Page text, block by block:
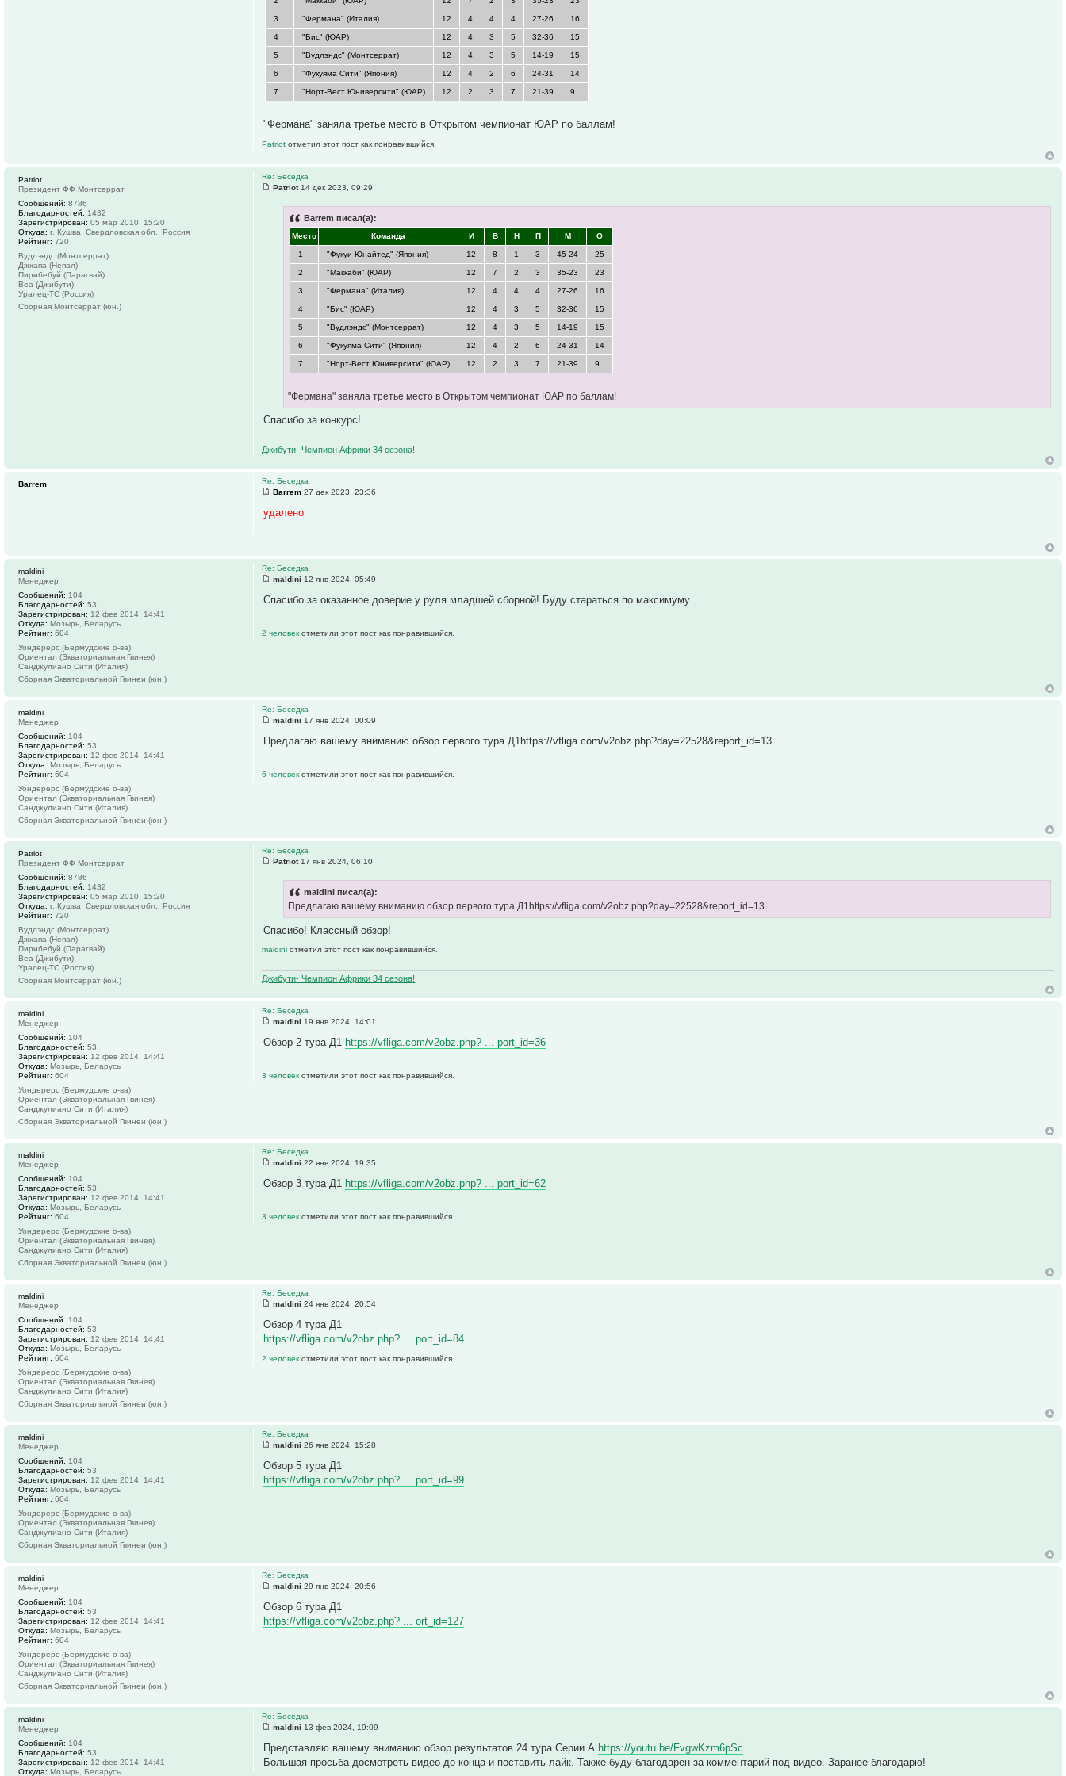
3 "Фермана" (Италия) 12 4 4 4 27-26 16
4 "Бис" (ЮАР) 12 4 3 5 32-36 15
5 "Вудлэндс" (Монтсеррат) 12 4 3 5 14-19 15
6 "Фукуяма Сити" (Япония) 12 4 2 6 24-31 14
7 "Норт-Вест Юниверсити" (ЮАР) 12 2 3 7 21-39 9
"Фермана" заняла третье место в Открытом чемпионат ЮАР по баллам!
Patriotотметил этот пост как понравившийся.
Re: Беседка
Patriot14 дек 2023, 09:29
Barrem писал(а):
Место Команда И В Н П М О
1 "Фукуи Юнайтед" (Япония) 12 8 1 3 45-24 25
2 "Маккаби" (ЮАР) 12 7 2 3 35-23 23
3 "Фермана" (Италия) 12 4 4 4 27-26 16
4 "Бис" (ЮАР) 12 4 3 5 32-36 15
5 "Вудлэндс" (Монтсеррат) 12 4 3 5 14-19 15
6 "Фукуяма Сити" (Япония) 12 4 2 6 24-31 14
7 "Норт-Вест Юниверсити" (ЮАР) 12 2 3 7 21-39 9
"Фермана" заняла третье место в Открытом чемпионат ЮАР по баллам!
Спасибо за конкурс!
Джибути- Чемпион Африки 34 сезона!
Patriot
Президент ФФ Монтсеррат
Сообщений: 8786
Благодарностей: 1432
Зарегистрирован: 05 мар 2010, 15:20
Откуда: г. Кушва, Свердловская обл., Россия
Рейтинг: 720
Вудлэндс (Монтсеррат)
Джхапа (Непал)
Пирибебуй (Парагвай)
Веа (Джибути)
Уралец-ТС (Россия)
Сборная Монтсеррат (юн.)
Re: Беседка
Barrem 27 дек 2023, 23:36
удалено
Barrem
Re: Беседка
maldini 12 янв 2024, 05:49
Спасибо за оказанное доверие у руля младшей сборной! Буду стараться по максимуму
2 человекотметили этот пост как понравившийся.
maldini
Менеджер
Сообщений: 104
Благодарностей: 53
Зарегистрирован: 12 фев 2014, 14:41
Откуда: Мозырь, Беларусь
Рейтинг: 604
Уондерерс (Бермудские о-ва)
Ориентал (Экваториальная Гвинея)
Санджулиано Сити (Италия)
Сборная Экваториальной Гвинеи (юн.)
Re: Беседка
maldini 17 янв 2024, 00:09
Предлагаю вашему вниманию обзор первого тура Д1https://vfliga.com/v2obz.php?day=22528&report_id=13
6 человекотметили этот пост как понравившийся.
maldini
Менеджер
Сообщений: 104
Благодарностей: 53
Зарегистрирован: 12 фев 2014, 14:41
Откуда: Мозырь, Беларусь
Рейтинг: 604
Уондерерс (Бермудские о-ва)
Ориентал (Экваториальная Гвинея)
Санджулиано Сити (Италия)
Сборная Экваториальной Гвинеи (юн.)
Re: Беседка
Patriot17 янв 2024, 06:10
maldini писал(а):
Предлагаю вашему вниманию обзор первого тура Д1https://vfliga.com/v2obz.php?day=22528&report_id=13
Спасибо! Классный обзор!
maldiniотметил этот пост как понравившийся.
Джибути- Чемпион Африки 34 сезона!
Patriot
Президент ФФ Монтсеррат
Сообщений: 8786
Благодарностей: 1432
Зарегистрирован: 05 мар 2010, 15:20
Откуда: г. Кушва, Свердловская обл., Россия
Рейтинг: 720
Вудлэндс (Монтсеррат)
Джхапа (Непал)
Пирибебуй (Парагвай)
Веа (Джибути)
Уралец-ТС (Россия)
Сборная Монтсеррат (юн.)
Re: Беседка
maldini 19 янв 2024, 14:01
Обзор 2 тура Д1 https://vfliga.com/v2obz.php? ... port_id=36
3 человекотметили этот пост как понравившийся.
maldini
Менеджер
Сообщений: 104
Благодарностей: 53
Зарегистрирован: 12 фев 2014, 14:41
Откуда: Мозырь, Беларусь
Рейтинг: 604
Уондерерс (Бермудские о-ва)
Ориентал (Экваториальная Гвинея)
Санджулиано Сити (Италия)
Сборная Экваториальной Гвинеи (юн.)
Re: Беседка
maldini 22 янв 2024, 19:35
Обзор 3 тура Д1 https://vfliga.com/v2obz.php? ... port_id=62
3 человекотметили этот пост как понравившийся.
maldini
Менеджер
Сообщений: 104
Благодарностей: 53
Зарегистрирован: 12 фев 2014, 14:41
Откуда: Мозырь, Беларусь
Рейтинг: 604
Уондерерс (Бермудские о-ва)
Ориентал (Экваториальная Гвинея)
Санджулиано Сити (Италия)
Сборная Экваториальной Гвинеи (юн.)
Re: Беседка
maldini 24 янв 2024, 20:54
Обзор 4 тура Д1
https://vfliga.com/v2obz.php? ... port_id=84
2 человекотметили этот пост как понравившийся.
maldini
Менеджер
Сообщений: 104
Благодарностей: 53
Зарегистрирован: 12 фев 2014, 14:41
Откуда: Мозырь, Беларусь
Рейтинг: 604
Уондерерс (Бермудские о-ва)
Ориентал (Экваториальная Гвинея)
Санджулиано Сити (Италия)
Сборная Экваториальной Гвинеи (юн.)
Re: Беседка
maldini 26 янв 2024, 15:28
Обзор 5 тура Д1
https://vfliga.com/v2obz.php? ... port_id=99
maldini
Менеджер
Сообщений: 104
Благодарностей: 53
Зарегистрирован: 12 фев 2014, 14:41
Откуда: Мозырь, Беларусь
Рейтинг: 604
Уондерерс (Бермудские о-ва)
Ориентал (Экваториальная Гвинея)
Санджулиано Сити (Италия)
Сборная Экваториальной Гвинеи (юн.)
Re: Беседка
maldini 29 янв 2024, 20:56
Обзор 6 тура Д1
https://vfliga.com/v2obz.php? ... ort_id=127
maldini
Менеджер
Сообщений: 104
Благодарностей: 53
Зарегистрирован: 12 фев 2014, 14:41
Откуда: Мозырь, Беларусь
Рейтинг: 604
Уондерерс (Бермудские о-ва)
Ориентал (Экваториальная Гвинея)
Санджулиано Сити (Италия)
Сборная Экваториальной Гвинеи (юн.)
Re: Беседка
maldini 13 фев 2024, 19:09
Представляю вашему вниманию обзор результатов 24 тура Серии А https://youtu.be/FvgwKzm6pSc
Большая просьба досмотреть видео до конца и поставить лайк. Также буду благодарен за комментарий под видео. Заранее благодарю!
maldini
Менеджер
Сообщений: 104
Благодарностей: 53
Зарегистрирован: 12 фев 2014, 14:41
Откуда: Мозырь, Беларусь